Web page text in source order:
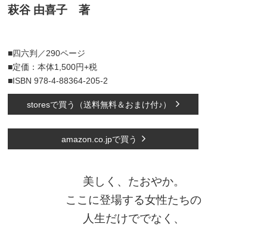
萩谷 由喜子 著
■四六判／290ページ
■定価：本体1,500円+税
■ISBN 978-4-88364-205-2
storesで買う（送料無料＆おまけ付♪）
amazon.co.jpで買う
美しく、たおやか。
ここに登場する女性たちの
人生だけででなく、